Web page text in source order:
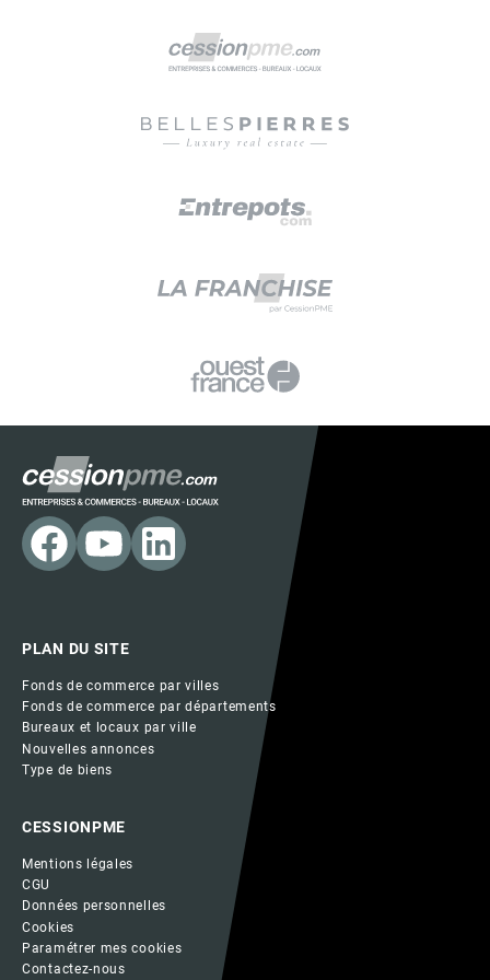
PLAN DU SITE
Fonds de commerce par villes
Fonds de commerce par départements
Bureaux et locaux par ville
Nouvelles annonces
Type de biens
CESSIONPME
Mentions légales
CGU
Données personnelles
Cookies
Paramétrer mes cookies
Contactez-nous